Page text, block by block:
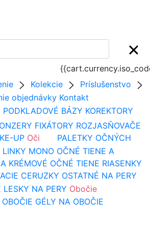
Kolekcie
Príslušenstvo
objednávky Kontakt
PODKLADOVÉ BÁZY KOREKTORY
FIXÁTORY ROZJASŇOVAČE
UP Oči
PALETKY OČNÝCH
LINKY MONO OČNÉ TIENE A
KRÉMOVÉ OČNÉ TIENE RIASENKY
CERUZKY OSTATNÉ NA PERY
LESKY NA PERY Obočie
GÉLY NA OBOČIE